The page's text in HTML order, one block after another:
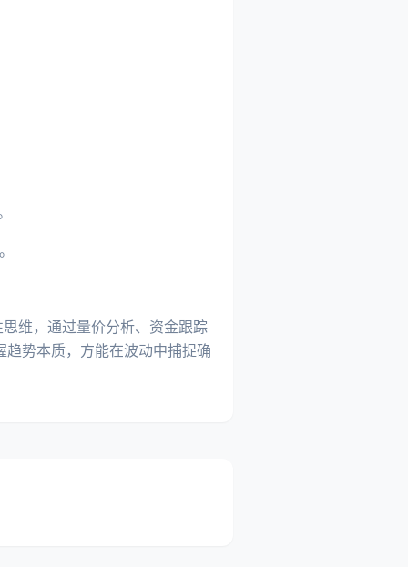
维，通过量价分析、资金跟踪
势本质，方能在波动中捕捉确